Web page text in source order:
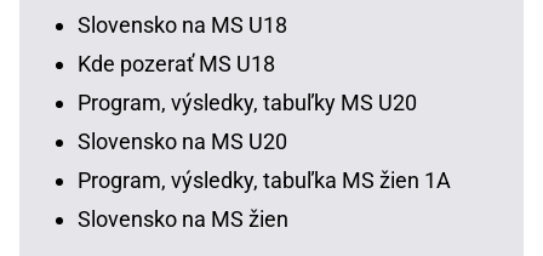
Slovensko na MS U18
Kde pozerať MS U18
Program, výsledky, tabuľky MS U20
Slovensko na MS U20
Program, výsledky, tabuľka MS žien 1A
Slovensko na MS žien